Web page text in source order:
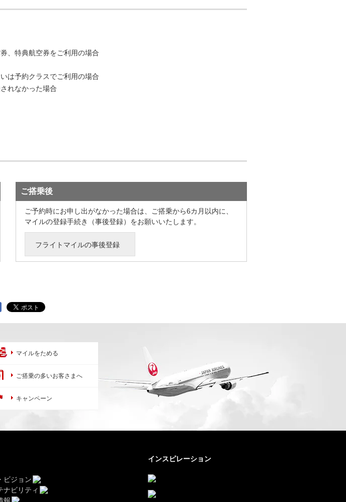
、特典航空券をご利用の場合
は予約クラスでご利用の場合
れなかった場合
ご搭乗後
ご予約時にお申し出がなかった場合は、ご搭乗から6カ月以内に、
マイルの登録手続き（事後登録）をお願いいたします。
フライトマイルの事後登録
マイルをためる
ご搭乗の多いお客さまへ
キャンペーン
ビジョン
ナビリティ
報
インスピレーション